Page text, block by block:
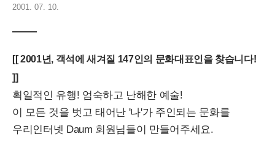
2001. 07. 10.
[[ 2001년, 객석에 새겨질 147인의 문화대표인을 찾습니다!
]]
획일적인 유행! 엄숙하고 난해한 예술!
이 모든 것을 벗고 태어난 '나'가 주인되는 문화를
우리인터넷 Daum 회원님들이 만들어주세요.